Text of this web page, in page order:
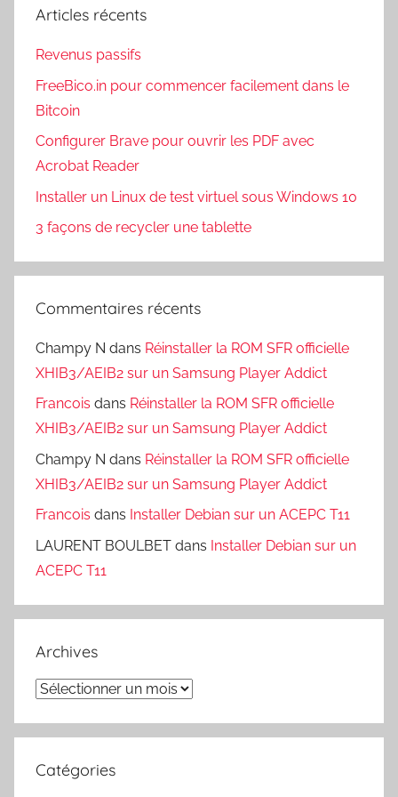
Articles récents
Revenus passifs
FreeBico.in pour commencer facilement dans le
Bitcoin
Configurer Brave pour ouvrir les PDF avec
Acrobat Reader
Installer un Linux de test virtuel sous Windows 10
3 façons de recycler une tablette
Commentaires récents
Champy N dans Réinstaller la ROM SFR officielle
XHIB3/AEIB2 sur un Samsung Player Addict
Francois dans Réinstaller la ROM SFR officielle
XHIB3/AEIB2 sur un Samsung Player Addict
Champy N dans Réinstaller la ROM SFR officielle
XHIB3/AEIB2 sur un Samsung Player Addict
Francois dans Installer Debian sur un ACEPC T11
LAURENT BOULBET dans Installer Debian sur un
ACEPC T11
Archives
Archives
Catégories